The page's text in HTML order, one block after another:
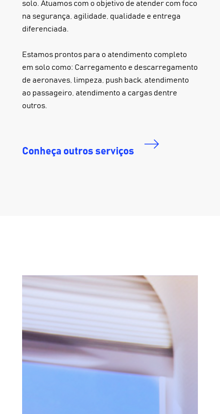
solo. Atuamos com o objetivo de atender com foco
na segurança, agilidade, qualidade e entrega
diferenciada.
Estamos prontos para o atendimento completo
em solo como: Carregamento e descarregamento
de aeronaves, limpeza, push back, atendimento
ao passageiro, atendimento a cargas dentre
outros.
Conheça outros serviços